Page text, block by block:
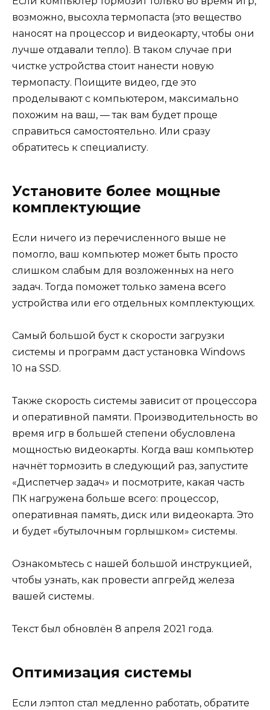
возможно, высохла термопаста (это вещество
наносят на процессор и видеокарту, чтобы они
лучше отдавали тепло). В таком случае при
чистке устройства стоит нанести новую
термопасту. Поищите видео, где это
проделывают с компьютером, максимально
похожим на ваш, — так вам будет проще
справиться самостоятельно. Или сразу
обратитесь к специалисту.
Установите более мощные
комплектующие
Если ничего из перечисленного выше не
помогло, ваш компьютер может быть просто
слишком слабым для возложенных на него
задач. Тогда поможет только замена всего
устройства или его отдельных комплектующих.
Самый большой буст к скорости загрузки
системы и программ даст установка Windows
10 на SSD.
Также скорость системы зависит от процессора
и оперативной памяти. Производительность во
время игр в большей степени обусловлена
мощностью видеокарты. Когда ваш компьютер
начнёт тормозить в следующий раз, запустите
«Диспетчер задач» и посмотрите, какая часть
ПК нагружена больше всего: процессор,
оперативная память, диск или видеокарта. Это
и будет «бутылочным горлышком» системы.
Ознакомьтесь с нашей большой инструкцией,
чтобы узнать, как провести апгрейд железа
вашей системы.
Текст был обновлён 8 апреля 2021 года.
Оптимизация системы
Если лэптоп стал медленно работать, обратите